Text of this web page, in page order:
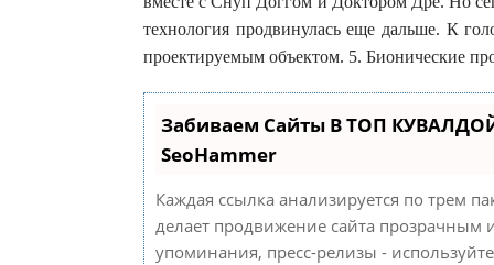
технология продвинулась еще дальше. К
проектируемым объектом. 5. Бионические
Забиваем Сайты В ТОП
SeoHammer
Каждая ссылка анализируется по трем
делает продвижение сайта прозрачным
упоминания, пресс-релизы -